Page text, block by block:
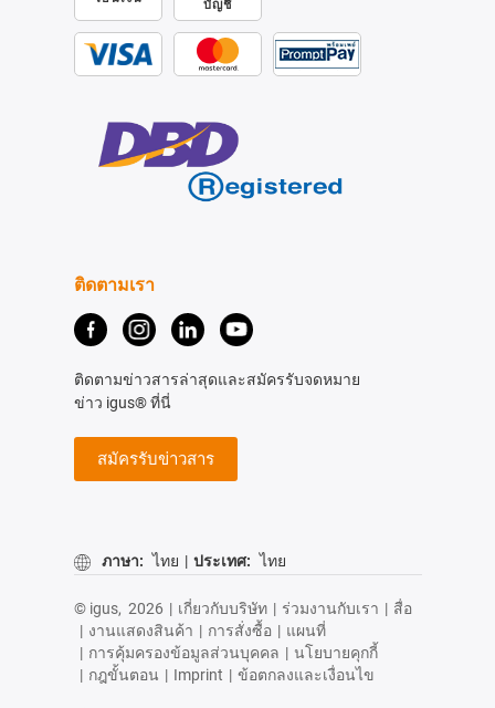
บัญชี
ติดตามเรา
ติดตามข่าวสารล่าสุดและสมัครรับจดหมาย
ข่าว igus® ที่นี่
สมัครรับข่าวสาร
ภาษา: ไทย | ประเทศ: ไทย
© igus, 2026 | เกี่ยวกับบริษัท | ร่วมงานกับเรา | สื่อ
| งานแสดงสินค้า | การสั่งซื้อ | แผนที่
| การคุ้มครองข้อมูลส่วนบุคคล | นโยบายคุกกี้
| กฎขั้นตอน | Imprint | ข้อตกลงและเงื่อนไข